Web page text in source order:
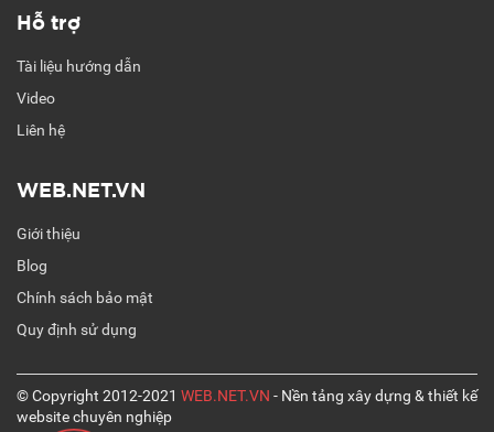
Hỗ trợ
Tài liệu hướng dẫn
Video
Liên hệ
WEB.NET.VN
Giới thiệu
Blog
Chính sách bảo mật
Quy định sử dụng
© Copyright 2012-2021 WEB.NET.VN - Nền tảng xây dựng & thiết kế
website chuyên nghiệp